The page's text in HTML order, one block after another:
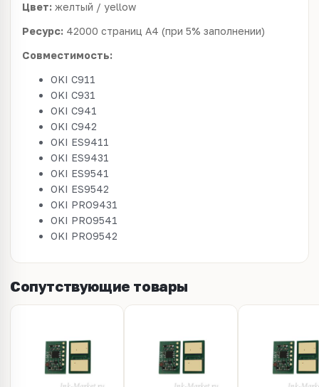
Цвет: желтый / yellow
Ресурс: 42000 страниц А4 (при 5% заполнении)
Совместимость:
OKI C911
OKI C931
OKI C941
OKI C942
OKI ES9411
OKI ES9431
OKI ES9541
OKI ES9542
OKI PRO9431
OKI PRO9541
OKI PRO9542
Сопутствующие товары